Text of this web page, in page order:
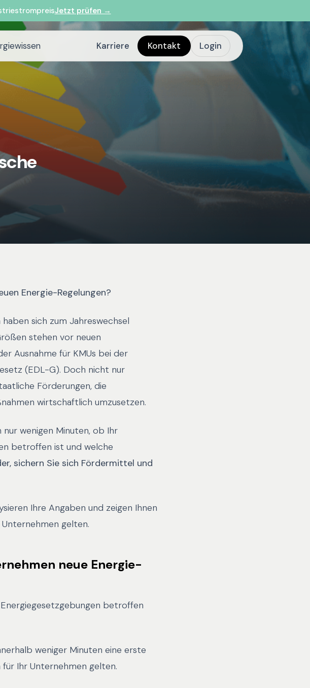
Jetzt prüfen →
Karriere Kontakt Login
Energie-Regelungen?
sich zum Jahreswechsel
stehen vor neuen
Ausnahme für KMUs bei der
(EDL-G). Doch nicht nur
Förderungen, die
wirtschaftlich umzusetzen.
nur wenigen Minuten, ob Ihr
betroffen ist und welche
sichern Sie sich Fördermittel und
Ihre Angaben und zeigen Ihnen
gelten.
neue Energie-
betroffen
weniger Minuten eine erste
Ihr Unternehmen gelten.